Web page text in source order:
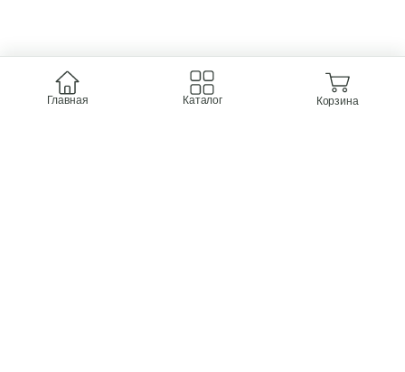
Главная Каталог Корзина